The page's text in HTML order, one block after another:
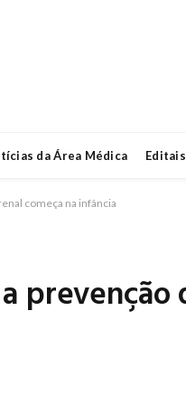
da Área Médica Editais
começa na infância
prevenção